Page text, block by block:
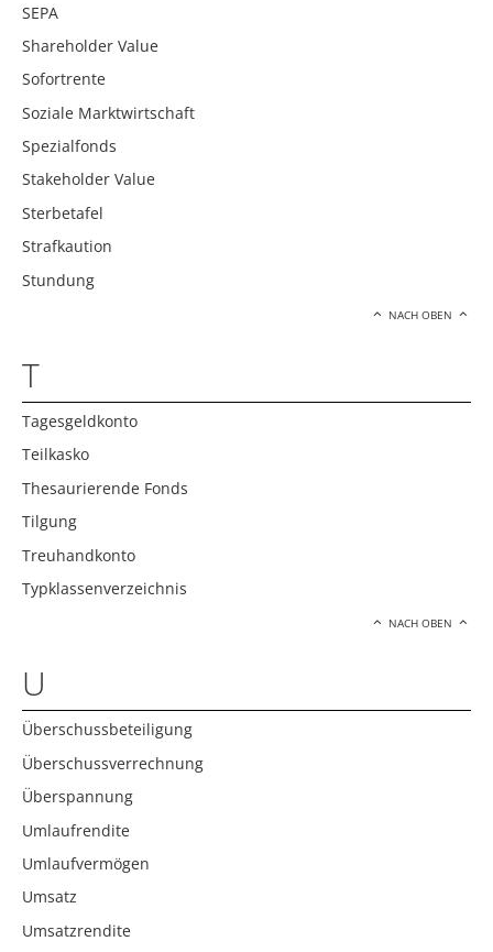
SEPA
Shareholder Value
Sofortrente
Soziale Marktwirtschaft
Spezialfonds
Stakeholder Value
Sterbetafel
Strafkaution
Stundung
NACH OBEN
T
Tagesgeldkonto
Teilkasko
Thesaurierende Fonds
Tilgung
Treuhandkonto
Typklassenverzeichnis
NACH OBEN
U
Überschussbeteiligung
Überschussverrechnung
Überspannung
Umlaufrendite
Umlaufvermögen
Umsatz
Umsatzrendite